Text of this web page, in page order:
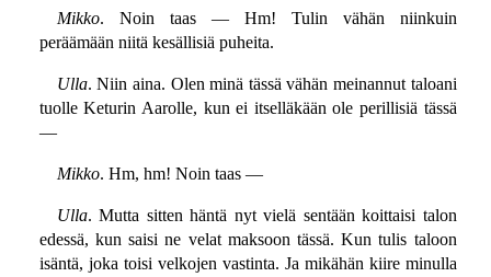
Mikko. Noin taas — Hm! Tulin vähän niinkuin
peräämään niitä kesällisiä puheita.
Ulla. Niin aina. Olen minä tässä vähän meinannut taloani
tuolle Keturin Aarolle, kun ei itselläkään ole perillisiä tässä
—
Mikko. Hm, hm! Noin taas —
Ulla. Mutta sitten häntä nyt vielä sentään koittaisi talon
edessä, kun saisi ne velat maksoon tässä. Kun tulis taloon
isäntä, joka toisi velkojen vastinta. Ja mikähän kiire minulla